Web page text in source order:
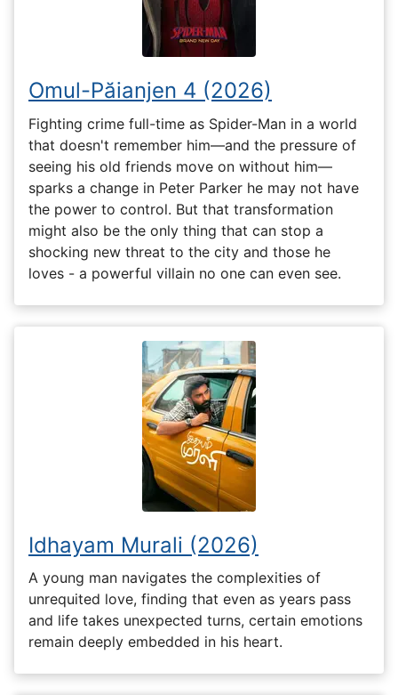
Omul-Păianjen 4 (2026)
Fighting crime full-time as Spider-Man in a world
that doesn't remember him—and the pressure of
seeing his old friends move on without him—
sparks a change in Peter Parker he may not have
the power to control. But that transformation
might also be the only thing that can stop a
shocking new threat to the city and those he
loves - a powerful villain no one can even see.
Idhayam Murali (2026)
A young man navigates the complexities of
unrequited love, finding that even as years pass
and life takes unexpected turns, certain emotions
remain deeply embedded in his heart.